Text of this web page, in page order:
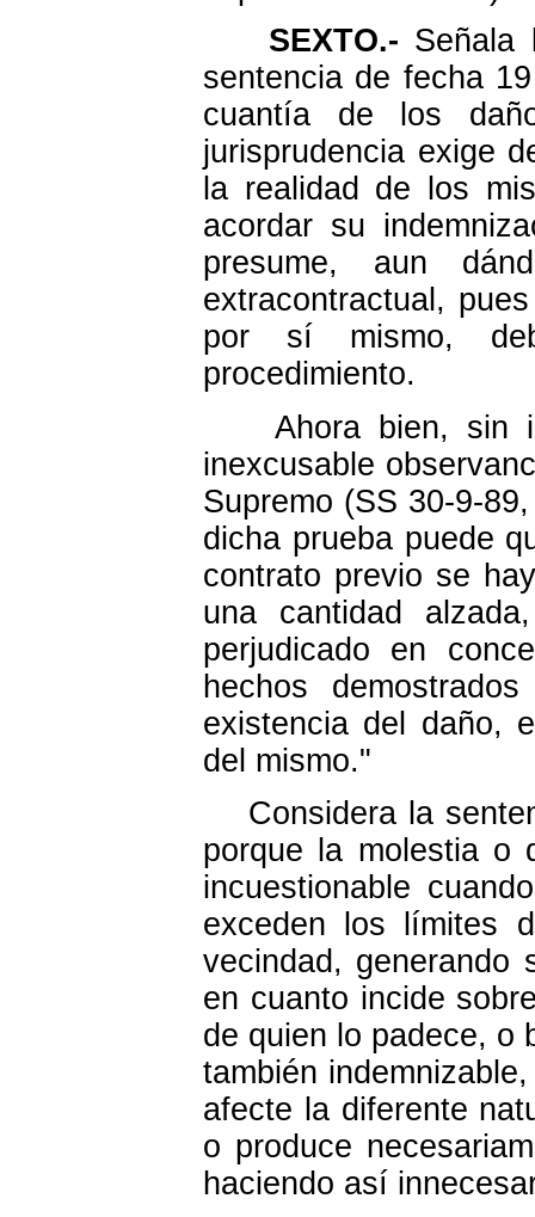
SEXTO.- Señala
sentencia de fecha
cuantía de los
jurisprudencia exige
la realidad de los
acordar su
presume, aun
extracontractual,
por sí mismo,
procedimiento.
Ahora bien, sin
inexcusable
Supremo (SS 30-9-
dicha prueba puede
contrato previo se
una cantidad
perjudicado en
hechos
existencia del daño,
del mismo."
Considera la
porque la molestia o
incuestionable
exceden los límites
vecindad, generando
en cuanto incide
de quien lo padece, o
también
afecte la diferente
o produce
haciendo así